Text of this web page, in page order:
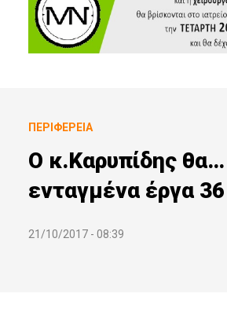
ΠΕΡΙΦΈΡΕΙΑ
Ο κ.Καρυπίδης
ενταγμένα έργα
21/10/2017 - 08:39